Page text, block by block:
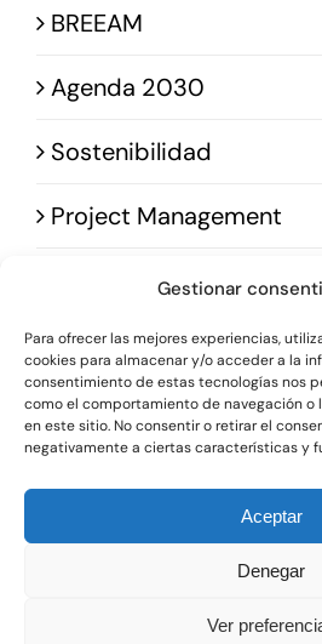
Gestionar
Para ofrecer las mejores experiencias,
cookies para almacenar y/o acceder a la
consentimiento de estas tecnologías nos
como el comportamiento de navegación o
en este sitio. No consentir o retirar el
negativamente a ciertas características y
Aceptar
Denegar
Ver
Sostenibilidad
Blog
BREEAM
Agenda 2030
Sostenibilidad
Project Management
© 2025 • Bobela Group
Conastec
+34 616